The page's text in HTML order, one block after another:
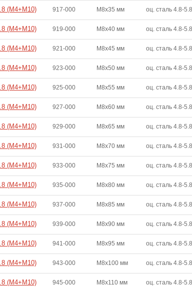
(M4+M10) 917-000 M8x35 мм оц. сталь 4.8-5.8
(M4+M10) 919-000 M8x40 мм оц. сталь 4.8-5.8
(M4+M10) 921-000 M8x45 мм оц. сталь 4.8-5.8
(M4+M10) 923-000 M8x50 мм оц. сталь 4.8-5.8
(M4+M10) 925-000 M8x55 мм оц. сталь 4.8-5.8
(M4+M10) 927-000 M8x60 мм оц. сталь 4.8-5.8
(M4+M10) 929-000 M8x65 мм оц. сталь 4.8-5.8
(M4+M10) 931-000 M8x70 мм оц. сталь 4.8-5.8
(M4+M10) 933-000 M8x75 мм оц. сталь 4.8-5.8
(M4+M10) 935-000 M8x80 мм оц. сталь 4.8-5.8
(M4+M10) 937-000 M8x85 мм оц. сталь 4.8-5.8
(M4+M10) 939-000 M8x90 мм оц. сталь 4.8-5.8
(M4+M10) 941-000 M8x95 мм оц. сталь 4.8-5.8
(M4+M10) 943-000 M8x100 мм оц. сталь 4.8-5.8
(M4+M10) 945-000 M8x110 мм оц. сталь 4.8-5.8